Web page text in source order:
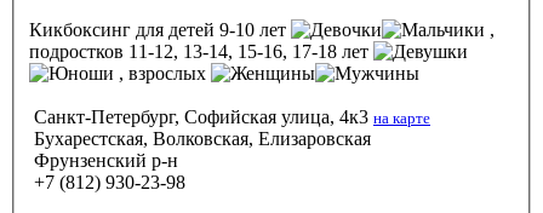
Кикбоксинг для детей 9-10 лет
,
подростков 11-12, 13-14, 15-16, 17-18 лет
, взрослых
Санкт-Петербург, Софийская улица, 4к3 на карте
Бухарестская, Волковская, Елизаровская
Фрунзенский р-н
+7 (812) 930-23-98